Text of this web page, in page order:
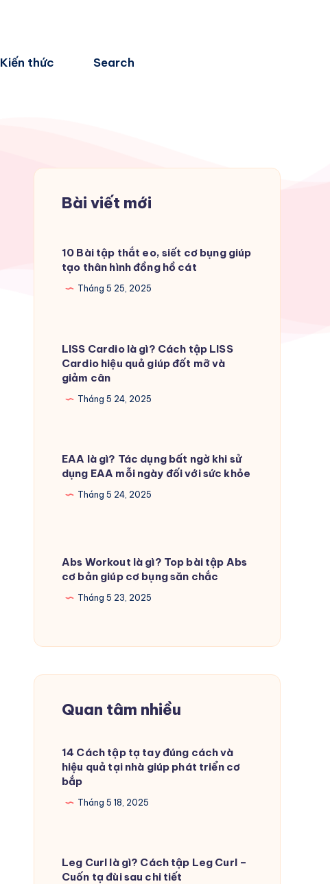
Kiến thức Search
Bài viết mới
10 Bài tập thắt eo, siết cơ bụng giúp
tạo thân hình đồng hồ cát
Tháng 5 25, 2025
LISS Cardio là gì? Cách tập LISS
Cardio hiệu quả giúp đốt mỡ và
giảm cân
Tháng 5 24, 2025
EAA là gì? Tác dụng bất ngờ khi sử
dụng EAA mỗi ngày đối với sức khỏe
Tháng 5 24, 2025
Abs Workout là gì? Top bài tập Abs
cơ bản giúp cơ bụng săn chắc
Tháng 5 23, 2025
Quan tâm nhiều
14 Cách tập tạ tay đúng cách và
hiệu quả tại nhà giúp phát triển cơ
bắp
Tháng 5 18, 2025
Leg Curl là gì? Cách tập Leg Curl –
Cuốn tạ đùi sau chi tiết